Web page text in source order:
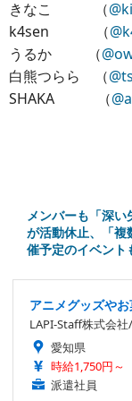
きなこ （
k4sen （
うるか （
白熊つらら （
SHAKA （
メンバーも「深
が活動休止、「複
催予定のイベント
アニメグッズや
LAPI-Staff株式会
愛知県
時給1,750円～
派遣社員